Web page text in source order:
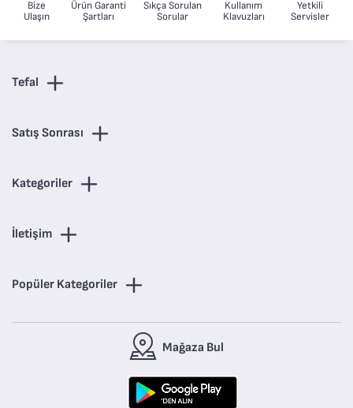
Bize
Ulaşın
Ürün Garanti
Şartları
Sıkça Sorulan
Sorular
Kullanım
Klavuzları
Yetkili
Servisler
Tefal
Satış Sonrası
Kategoriler
İletişim
Popüler Kategoriler
Mağaza Bul